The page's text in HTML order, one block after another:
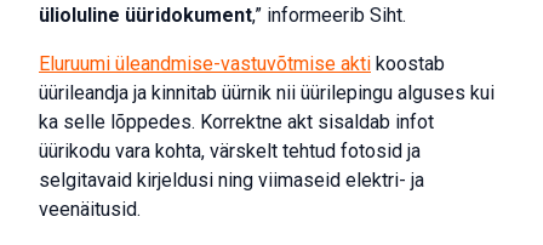
ülioluline üüridokument,” informeerib Siht.
Eluruumi üleandmise-vastuvõtmise akti koostab
üürileandja ja kinnitab üürnik nii üürilepingu alguses kui
ka selle lõppedes. Korrektne akt sisaldab infot
üürikodu vara kohta, värskelt tehtud fotosid ja
selgitavaid kirjeldusi ning viimaseid elektri- ja
veenäitusid.